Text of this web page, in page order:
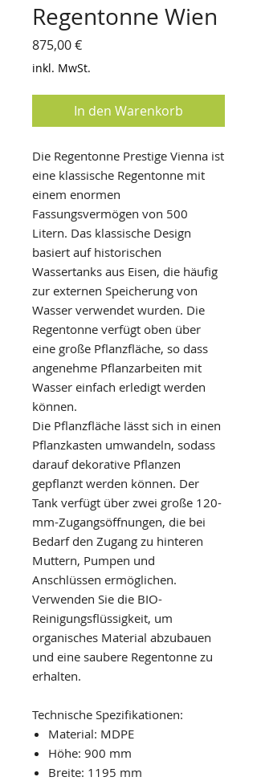
Regentonne Wien
875,00 €Preis
inkl. MwSt.
In den Warenkorb
Die Regentonne Prestige Vienna ist
eine klassische Regentonne mit
einem enormen
Fassungsvermögen von 500
Litern. Das klassische Design
basiert auf historischen
Wassertanks aus Eisen, die häufig
zur externen Speicherung von
Wasser verwendet wurden. Die
Regentonne verfügt oben über
eine große Pflanzfläche, so dass
angenehme Pflanzarbeiten mit
Wasser einfach erledigt werden
können.
Die Pflanzfläche lässt sich in einen
Pflanzkasten umwandeln, sodass
darauf dekorative Pflanzen
gepflanzt werden können. Der
Tank verfügt über zwei große 120-
mm-Zugangsöffnungen, die bei
Bedarf den Zugang zu hinteren
Muttern, Pumpen und
Anschlüssen ermöglichen.
Verwenden Sie die BIO-
Reinigungsflüssigkeit, um
organisches Material abzubauen
und eine saubere Regentonne zu
erhalten.
Technische Spezifikationen:
Material: MDPE
Höhe: 900 mm
Breite: 1195 mm